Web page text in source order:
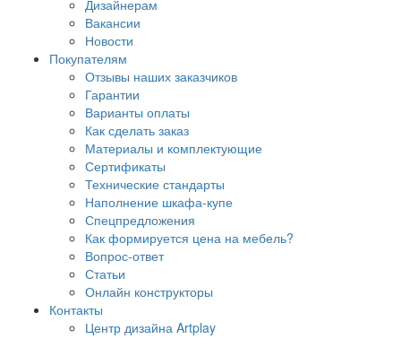
Дизайнерам
Вакансии
Новости
Покупателям
Отзывы наших заказчиков
Гарантии
Варианты оплаты
Как сделать заказ
Материалы и комплектующие
Сертификаты
Технические стандарты
Наполнение шкафа-купе
Спецпредложения
Как формируется цена на мебель?
Вопрос-ответ
Статьи
Онлайн конструкторы
Контакты
Центр дизайна Artplay